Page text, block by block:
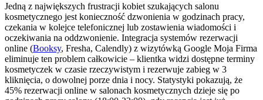
Jedną z największych frustracji kobiet szukających salonu
kosmetycznego jest konieczność dzwonienia w godzinach pracy,
czekania w kolejce telefonicznej lub zostawienia wiadomości i
oczekiwania na oddzwonienie. Integracja systemów rezerwacji
online (Booksy, Fresha, Calendly) z wizytówką Google Moja Firma
eliminuje ten problem całkowicie – klientka widzi dostępne terminy
kosmetyczek w czasie rzeczywistym i rezerwuje zabieg w 3
kliknięcia, o dowolnej porze dnia i nocy. Statystyki pokazują, że
45% rezerwacji online w salonach kosmetycznych dzieje się po